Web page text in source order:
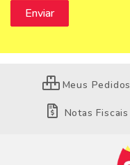
Meus Pedidos
Notas Fiscais